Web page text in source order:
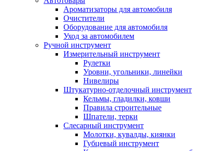
Ароматизаторы для автомобиля
Очистители
Оборудование для автомобиля
Уход за автомобилем
Ручной инструмент
Измерительный инструмент
Рулетки
Уровни, угольники, линейки
Нивелиры
Штукатурно-отделочный инструмент
Кельмы, гладилки, ковши
Правила строительные
Шпатели, терки
Слесарный инструмент
Молотки, кувалды, киянки
Губцевый инструмент